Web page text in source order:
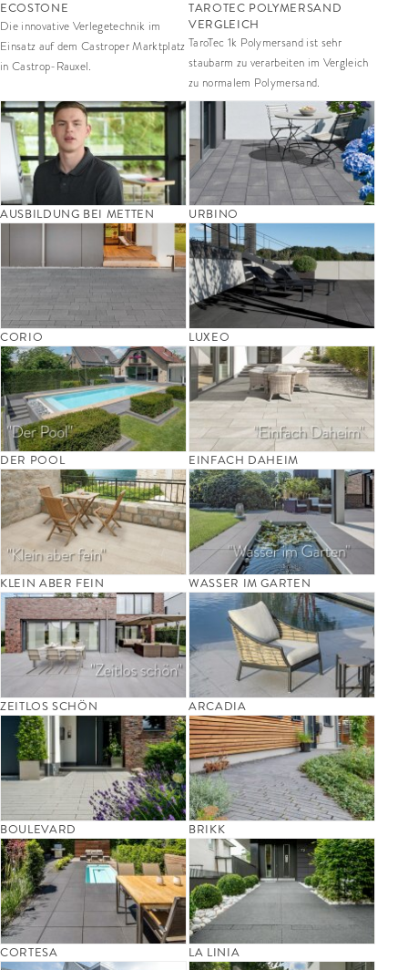
ECOSTONE
Die innovative Verlegetechnik im
Einsatz auf dem Castroper Marktplatz
in Castrop-Rauxel.
TAROTEC POLYMERSAND
VERGLEICH
TaroTec 1k Polymersand ist sehr
staubarm zu verarbeiten im Vergleich
zu normalem Polymersand.
AUSBILDUNG BEI METTEN­­ URBINO
CORIO LUXEO
DER POOL EINFACH DAHEIM
KLEIN ABER FEIN WASSER IM GARTEN
ZEITLOS SCHÖN ARCADIA
BOULEVARD BRIKK
CORTESA LA LINIA